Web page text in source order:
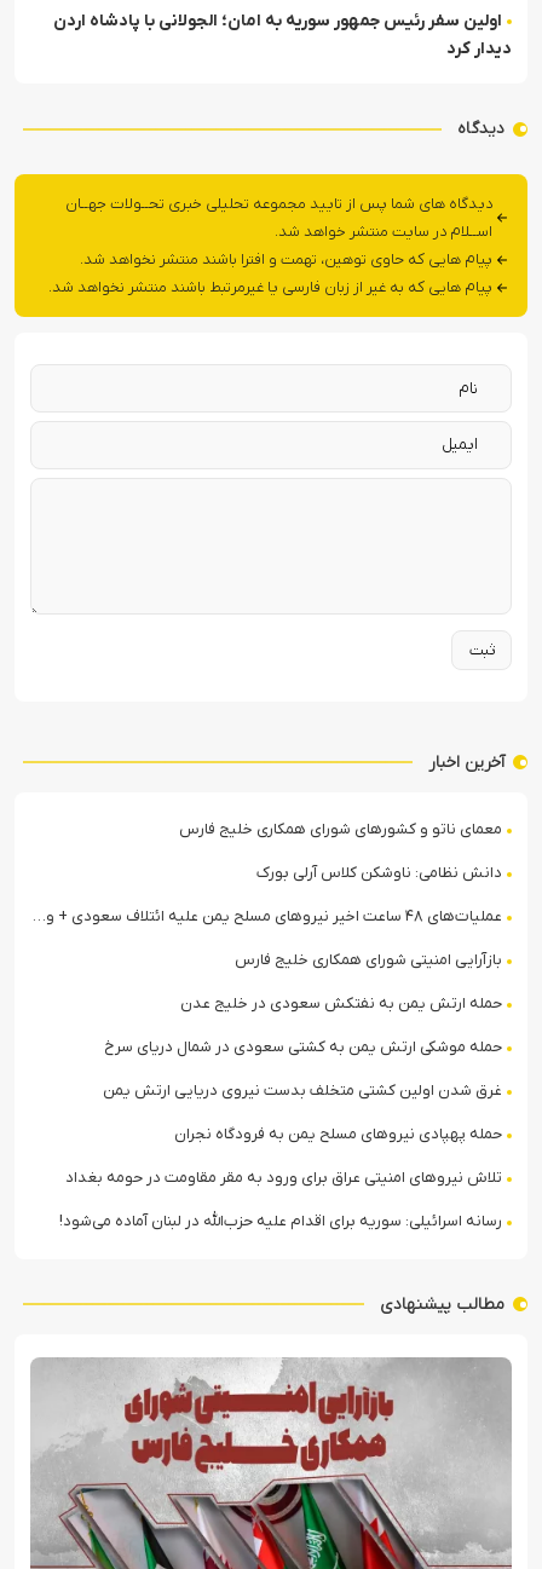
اولین سفر رئیس جمهور سوریه به امان؛ الجولانی با پادشاه اردن
دیدار کرد
دیدگاه
دیدگاه های شما پس از تایید مجموعه تحلیلی خبری تحــولات جهــان
اســلام در سایت منتشر خواهد شد.
پیام هایی که حاوی توهین، تهمت و افترا باشند منتشر نخواهد شد.
پیام هایی که به غیر از زبان فارسی یا غیرمرتبط باشند منتشر نخواهد شد.
آخرین اخبار
معمای ناتو و کشورهای شورای همکاری خلیج فارس
دانش نظامی: ناوشکن کلاس آرلی بورک
عملیات‌های ۴۸ ساعت اخیر نیروهای مسلح یمن علیه ائتلاف سعودی + ویدیو
بازآرایی امنیتی شورای همکاری خلیج فارس
حمله ارتش یمن به نفتکش سعودی در خلیج عدن
حمله موشکی ارتش یمن به کشتی سعودی در شمال دریای سرخ
غرق شدن اولین کشتی متخلف بدست نیروی دریایی ارتش یمن
حمله پهپادی نیروهای مسلح یمن به فرودگاه نجران
تلاش نیروهای امنیتی عراق برای ورود به مقر مقاومت در حومه بغداد
رسانه اسرائیلی: سوریه برای اقدام علیه حزب‌الله در لبنان آماده می‌شود!
مطالب پیشنهادی